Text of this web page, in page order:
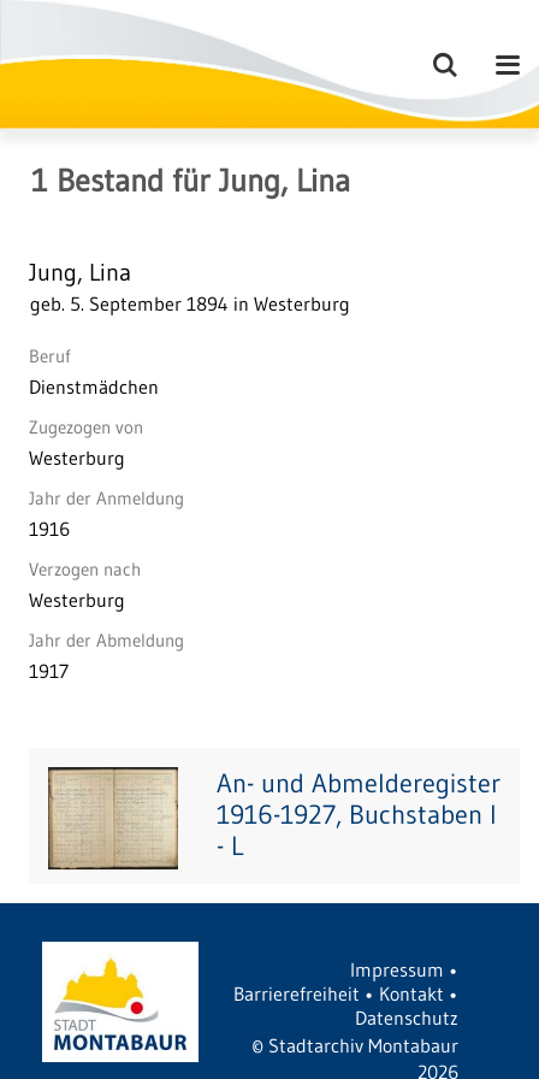
1 Bestand für Jung, Lina
Jung, Lina
geb. 5. September 1894 in Westerburg
Beruf
Dienstmädchen
Zugezogen von
Westerburg
Jahr der Anmeldung
1916
Verzogen nach
Westerburg
Jahr der Abmeldung
1917
An- und Abmelderegister
1916-1927, Buchstaben I
- L
Impressum •
Barrierefreiheit • Kontakt •
Datenschutz
© Stadtarchiv Montabaur
2026